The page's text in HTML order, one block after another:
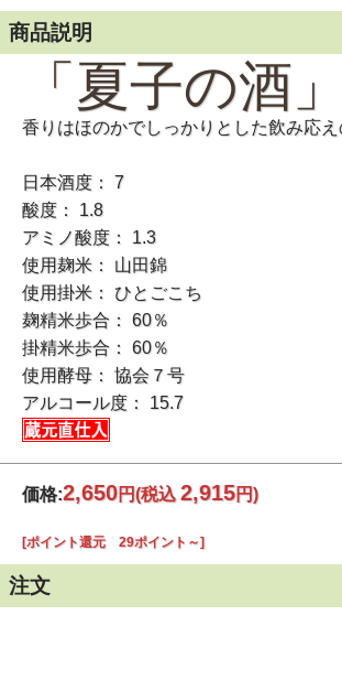
商品説明
「夏子の酒
香りはほのかでしっかりとした飲み応
日本酒度： 7
酸度： 1.8
アミノ酸度： 1.3
使用麹米： 山田錦
使用掛米： ひとごこち
麹精米歩合： 60％
掛精米歩合： 60％
使用酵母： 協会７号
アルコール度： 15.7
価格:2,650円(税込2,915円)
[ポイント還元 29ポイント～]
注文